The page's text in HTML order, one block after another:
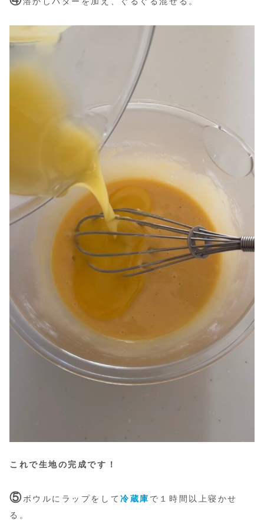
これで生地の完成です！
⑤ボウルにラップをして冷蔵庫 で１時間以上寝かせ
る。